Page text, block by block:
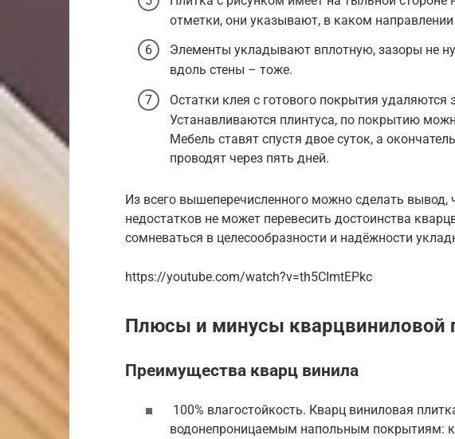
отметки, они указывают, в каком
Элементы укладывают вплотную, зазоры не
вдоль стены – тоже.
Остатки клея с готового покрытия
Устанавливаются плинтуса, по покрытию
Мебель ставят спустя двое суток, а
проводят через пять дней.
Из всего вышеперечисленного можно сделать вывод,
недостатков не может перевесить достоинства
сомневаться в целесообразности и надёжности
https://youtube.com/watch?v=th5CImtEPkc
Плюсы и минусы кварцвиниловой
Преимущества кварц винила
100% влагостойкость. Кварц виниловая
водонепроницаемым напольным покрытиям: